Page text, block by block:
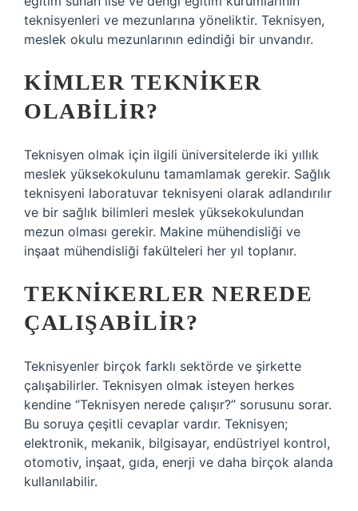
teknisyenleri ve mezunlarına yöneliktir. Teknisyen,
meslek okulu mezunlarının edindiği bir unvandır.
KIMLER TEKNIKER
OLABILIR?
Teknisyen olmak için ilgili üniversitelerde iki yıllık
meslek yüksekokulunu tamamlamak gerekir. Sağlık
teknisyeni laboratuvar teknisyeni olarak adlandırılır
ve bir sağlık bilimleri meslek yüksekokulundan
mezun olması gerekir. Makine mühendisliği ve
inşaat mühendisliği fakülteleri her yıl toplanır.
TEKNIKERLER NEREDE
ÇALIŞABILIR?
Teknisyenler birçok farklı sektörde ve şirkette
çalışabilirler. Teknisyen olmak isteyen herkes
kendine “Teknisyen nerede çalışır?” sorusunu sorar.
Bu soruya çeşitli cevaplar vardır. Teknisyen;
elektronik, mekanik, bilgisayar, endüstriyel kontrol,
otomotiv, inşaat, gıda, enerji ve daha birçok alanda
kullanılabilir.